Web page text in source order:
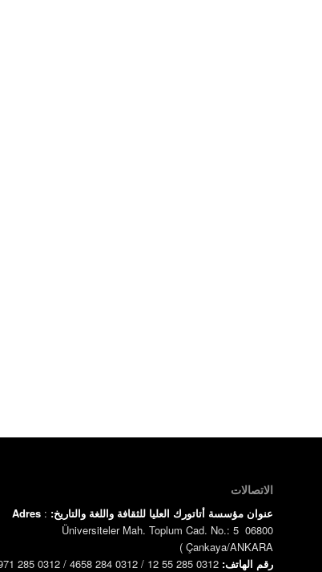
الاتصالات
عنوان مؤسسة أتاتورك العليا للثقافة واللغة والتاريخ:
Adres :
Üniversiteler Mah. Toplum Cad. No.: 5 06800
Çankaya/ANKARA
)
رقم الهاتف: